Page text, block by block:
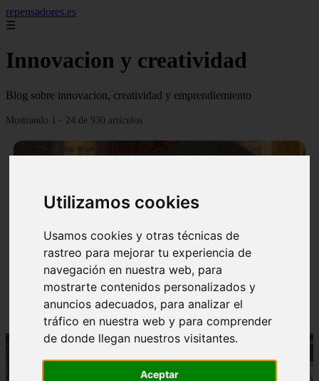
Utilizamos cookies
Usamos cookies y otras técnicas de
rastreo para mejorar tu experiencia de
navegación en nuestra web, para
mostrarte contenidos personalizados y
anuncios adecuados, para analizar el
tráfico en nuestra web y para comprender
de donde llegan nuestros visitantes.
Aceptar
repensadores.es
☰
Innovacion y creatividad
Blog sobre innovacion, creatividad y emprendiemiento
Mostrando 1 - 24 de 930 artículos
La tecnica de creatividad Da Vinci